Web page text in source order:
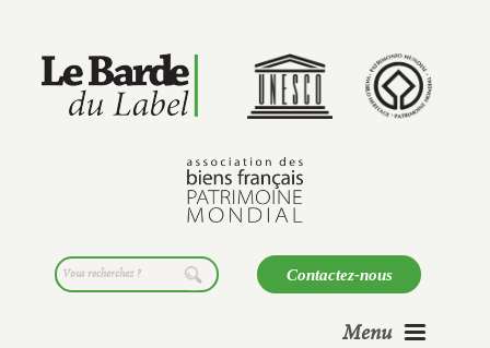
content
Search
for:
Contactez-nous
Menu